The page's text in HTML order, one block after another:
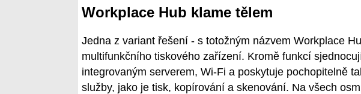
Workplace Hub klame tělem
Jedna z variant řešení - s totožným názvem Workplace
multifunkčního tiskového zařízení. Kromě funkcí
integrovaným serverem, Wi-Fi a poskytuje pochopitelně
služby, jako je tisk, kopírování a skenování. Na všech